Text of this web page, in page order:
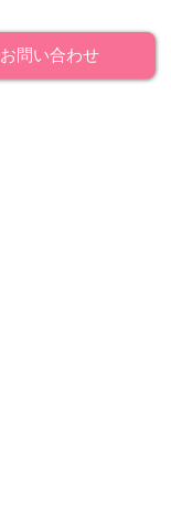
お問い合わせ